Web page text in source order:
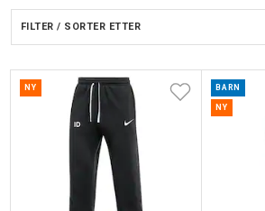
FILTER / SORTER ETTER
NY BARN
NY